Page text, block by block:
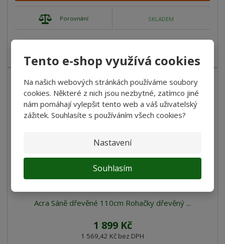
Tento e-shop využívá cookies
Na našich webových stránkách používáme soubory
cookies. Některé z nich jsou nezbytné, zatímco jiné
nám pomáhají vylepšit tento web a váš uživatelský
zážitek. Souhlasíte s používáním všech cookies?
Nastavení
Souhlasím
Porovnání SKLADEM
Dřevěné sáně 110cm A2041 - červené poskytují dostatečný
Acra Sáně dřevěné 110cm Rohačky dřevěný ...
1 899 Kč
1 569,42 Kč bez DPH